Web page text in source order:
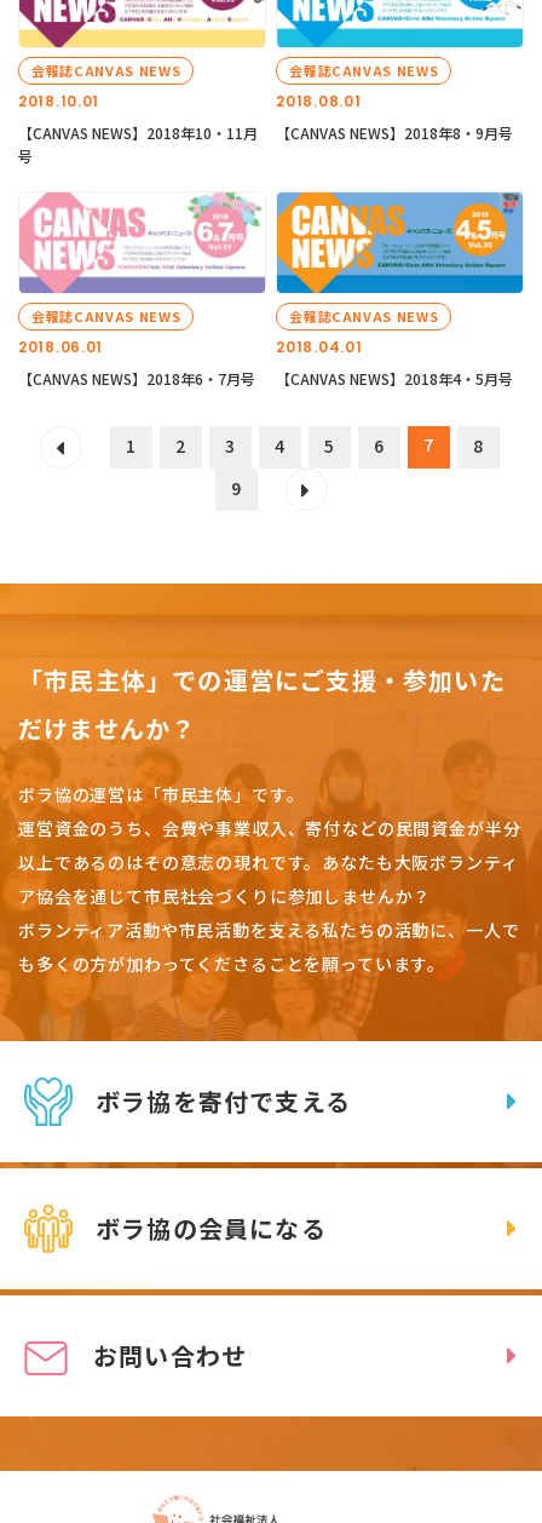
2018.10.01
会報誌CANVAS NEWS
【CANVAS NEWS】2018年10・11月
号
2018.08.01
会報誌CANVAS NEWS
【CANVAS NEWS】2018年8・9月号
2018.06.01
会報誌CANVAS NEWS
【CANVAS NEWS】2018年6・7月号
2018.04.01
会報誌CANVAS NEWS
【CANVAS NEWS】2018年4・5月号
1 2 3 4 5 6 7
8
9
「市民主体」での運営にご支援・参加いた
だけませんか？
ボラ協の運営は「市民主体」です。
運営資金のうち、会費や事業収入、寄付などの民間資金が半分
以上であるのはその意志の現れです。 あなたも大阪ボランティ
ア協会を通じて市民社会づくりに参加しませんか？
ボランティア活動や市民活動を支える私たちの活動に、一人で
も多くの方が加わってくださることを願っています。
ボラ協を寄付で支える
ボラ協の会員になる
お問い合わせ